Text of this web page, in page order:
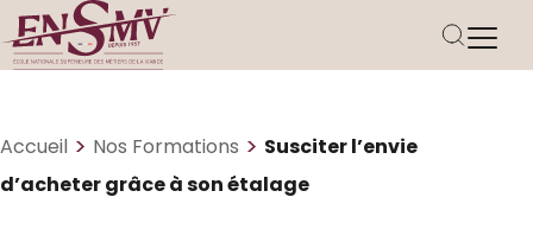
Accueil > Nos Formations > Susciter l’envie
d’acheter grâce à son étalage